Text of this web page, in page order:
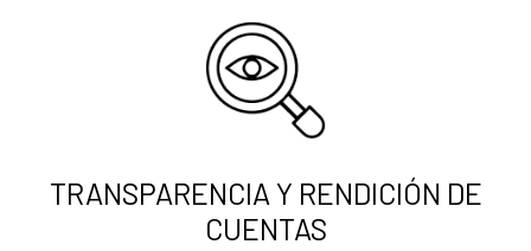
TRANSPARENCIA Y RENDICIÓN DE
CUENTAS